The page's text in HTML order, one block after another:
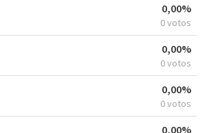
0,00%
0 votos
0,00%
0 votos
0,00%
0 votos
0,00%